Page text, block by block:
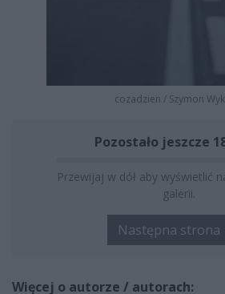
cozadzien / Szymon
Pozostało jeszcze
Przewijaj w dół aby wyświetlić
galerii.
Następna strona
Więcej o autorze / autorach: